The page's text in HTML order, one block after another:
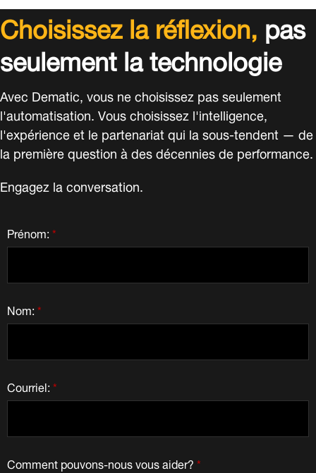
Choisissez la réflexion,pas
seulement la technologie
Avec Dematic, vous ne choisissez pas seulement
l'automatisation. Vous choisissez l'intelligence,
l'expérience et le partenariat qui la sous-tendent — de
la première question à des décennies de performance.
Engagez la conversation.
*
Prénom:
*
Nom:
*
Courriel:
*
Comment pouvons-nous vous aider?